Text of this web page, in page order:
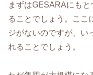
まずはGESARAにも
ることでしょう。ここ
ジがないのですが、い
れることでしょう。